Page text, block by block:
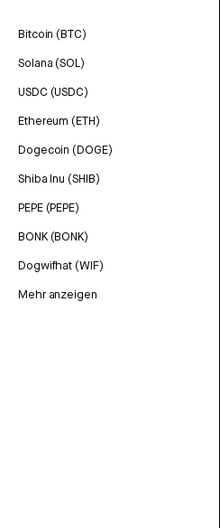
Bitcoin (BTC)
Solana (SOL)
USDC (USDC)
Ethereum (ETH)
Dogecoin (DOGE)
Shiba Inu (SHIB)
PEPE (PEPE)
BONK (BONK)
Dogwifhat (WIF)
Mehr anzeigen